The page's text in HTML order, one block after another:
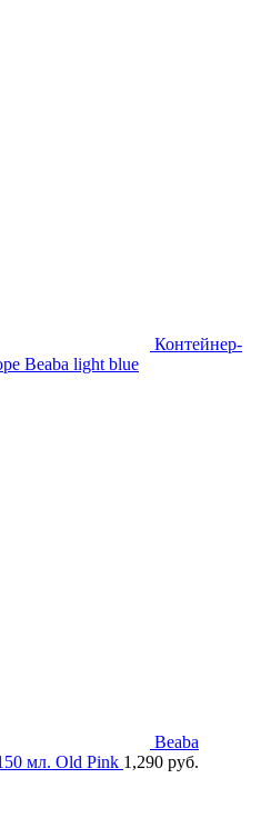
Контейнер-
Beaba light blue
Beaba
мл. Old Pink 1,290 руб.